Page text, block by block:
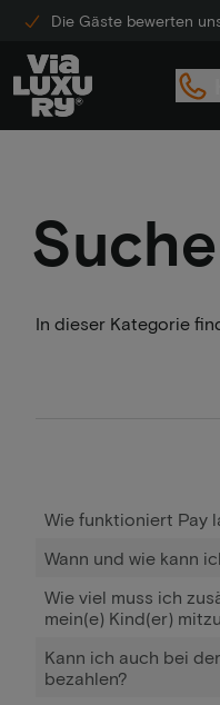
Die Gäste bewerten
Suche
In dieser Kategorie
Wie funktioniert Pay
Wann und wie kann
Wie viel muss ich
mein(e) Kind(er)
Kann ich auch bei
bezahlen?